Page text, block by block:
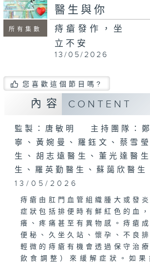
所有集數
醫生與你
痔瘡發作，坐
立不安
13/05/2026
您喜歡這個節目嗎?
內容 CONTENT
監製：唐敏明 主持團隊：鄭
寧、黃婉曼、羅鈺文、蔡雪
生、胡志遠醫生、董光達醫
生、羅英勤醫生、蘇藹欣醫生
13/05/2026
痔瘡由肛門血管組織腫大或發
症狀包括排便時有鮮紅色的血
癢、疼痛甚至有異物感。痔瘡
便秘、久坐久站、懷孕、不良
輕微的痔瘡有機會透過保守治
飲食調整）來緩解症狀。如果